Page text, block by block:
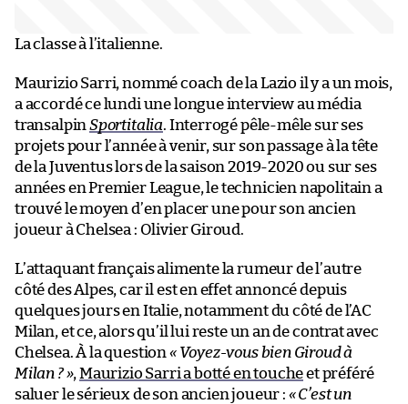
La classe à l’italienne.
Maurizio Sarri, nommé coach de la Lazio il y a un mois,
a accordé ce lundi une longue interview au média
transalpinSportitalia. Interrogé pêle-mêle sur ses
projets pour l’année à venir, sur son passage à la tête
de la Juventus lors de la saison 2019-2020 ou sur ses
années en Premier League, le technicien napolitain a
trouvé le moyen d’en placer une pour son ancien
joueur à Chelsea : Olivier Giroud.
L’attaquant français alimente la rumeur de l’autre
côté des Alpes, car il est en effet annoncé depuis
quelques jours en Italie, notamment du côté de l’AC
Milan, et ce, alors qu’il lui reste un an de contrat avec
Chelsea. À la question « Voyez-vous bien Giroud à
Milan ? »,Maurizio Sarri a botté en toucheet préféré
saluer le sérieux de son ancien joueur : « C’est un